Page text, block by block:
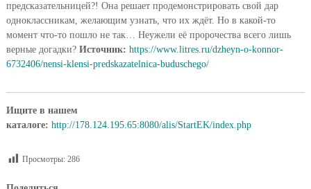
предсказательницей?! Она решает продемонстрировать свой дар
одноклассникам, желающим узнать, что их ждёт. Но в какой-то
момент что-то пошло не так… Неужели её пророчества всего лишь
верные догадки? Источник: https://www.litres.ru/dzheyn-o-konnor-
6732406/nensi-klensi-predskazatelnica-buduschego/
Ищите в нашем
каталоге: http://178.124.195.65:8080/alis/StartEK/index.php
Просмотры: 286